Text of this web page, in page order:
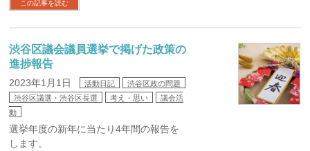
この記事を読む
渋谷区議会議員選挙で掲げた政策の
進捗報告
2023年1月1日 活動日記
渋谷区政の問題
渋谷区議選・渋谷区長選
考え・思い
議会活
動
選挙年度の新年に当たり4年間の報告を
します。